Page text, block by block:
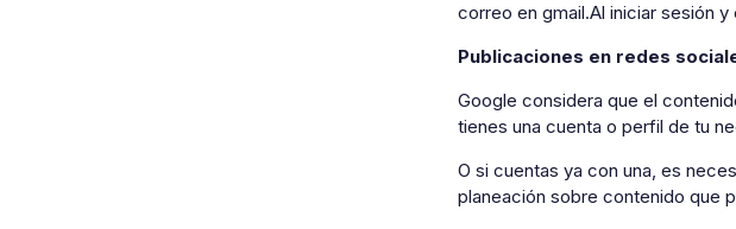
correo en gmail.Al iniciar sesión
Publicaciones en redes
Google considera que el
tienes una cuenta o perfil de tu
O si cuentas ya con una, es
planeación sobre contenido que